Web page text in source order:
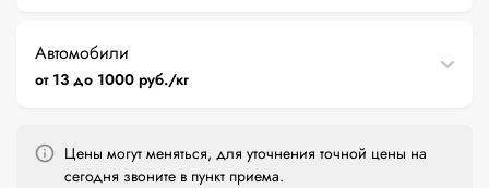
Автомобили
от 13 до 1000 руб./кг
Цены могут меняться, для уточнения точной цены на
сегодня звоните в пункт приема.